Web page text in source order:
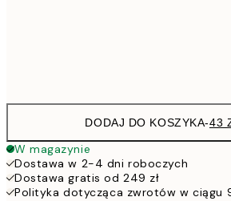
DODAJ DO KOSZYKA-43
W magazynie
Dostawa w 2-4 dni roboczych
Dostawa gratis od 249 zł
Polityka dotycząca zwrotów w ciągu